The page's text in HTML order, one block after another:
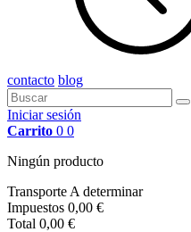
contacto blog
Iniciar sesión
Carrito 0 0
Ningún producto
Transporte A determinar
Impuestos 0,00 €
Total 0,00 €